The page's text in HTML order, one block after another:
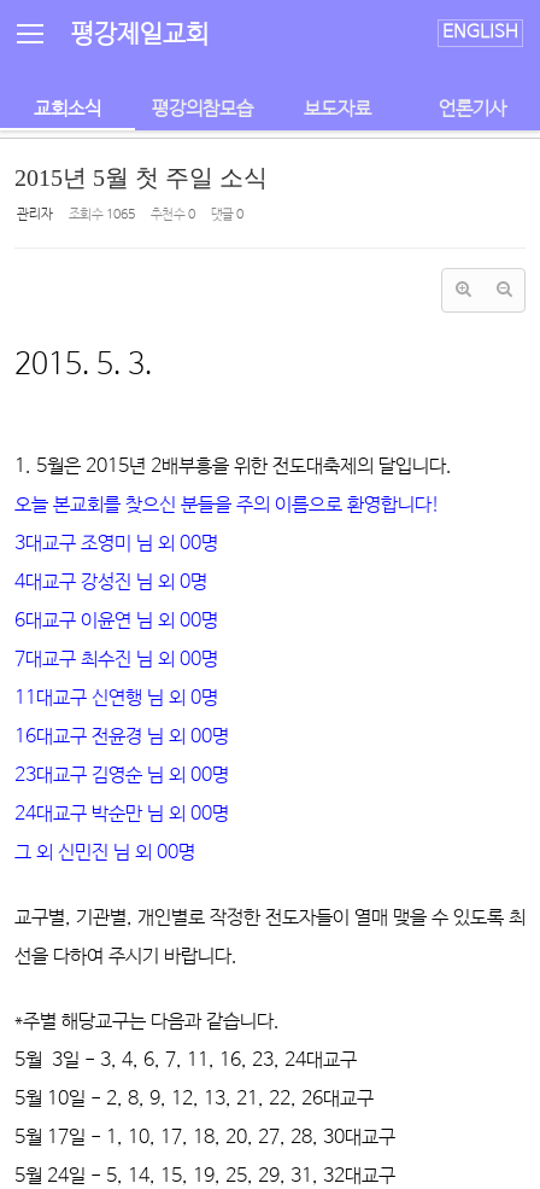
평강제일교회 ENGLISH
교회소식 평강의참모습 보도자료 언론기사
2015년 5월 첫 주일 소식
관리자 조회 수 1065 추천 수0 댓글0
2015. 5. 3.
1. 5월은 2015년 2배부흥을 위한 전도대축제의 달입니다.
오늘 본교회를 찾으신 분들을 주의 이름으로 환영합니다!
3대교구 조영미 님 외 00명
4대교구 강성진 님 외 0명
6대교구 이윤연 님 외 00명
7대교구 최수진 님 외 00명
11대교구 신연행 님 외 0명
16대교구 전윤경 님 외 00명
23대교구 김영순 님 외 00명
24대교구 박순만 님 외 00명
그 외 신민진 님 외 00명
교구별, 기관별, 개인별로 작정한 전도자들이 열매 맺을 수 있도록 최
선을 다하여 주시기 바랍니다.
*주별 해당교구는 다음과 같습니다.
5월 3일 - 3, 4, 6, 7, 11, 16, 23, 24대교구
5월 10일 - 2, 8, 9, 12, 13, 21, 22, 26대교구
5월 17일 - 1, 10, 17, 18, 20, 27, 28, 30대교구
5월 24일 - 5, 14, 15, 19, 25, 29, 31, 32대교구